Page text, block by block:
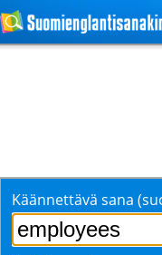
Käännettävä sana